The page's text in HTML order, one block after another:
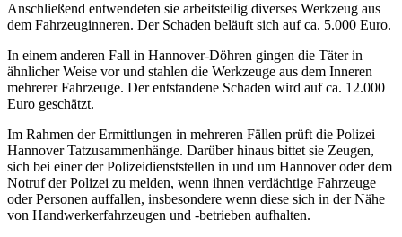
Anschließend entwendeten sie arbeitsteilig diverses Werkzeug aus
dem Fahrzeuginneren. Der Schaden beläuft sich auf ca. 5.000 Euro.
In einem anderen Fall in Hannover-Döhren gingen die Täter in
ähnlicher Weise vor und stahlen die Werkzeuge aus dem Inneren
mehrerer Fahrzeuge. Der entstandene Schaden wird auf ca. 12.000
Euro geschätzt.
Im Rahmen der Ermittlungen in mehreren Fällen prüft die Polizei
Hannover Tatzusammenhänge. Darüber hinaus bittet sie Zeugen,
sich bei einer der Polizeidienststellen in und um Hannover oder dem
Notruf der Polizei zu melden, wenn ihnen verdächtige Fahrzeuge
oder Personen auffallen, insbesondere wenn diese sich in der Nähe
von Handwerkerfahrzeugen und -betrieben aufhalten.